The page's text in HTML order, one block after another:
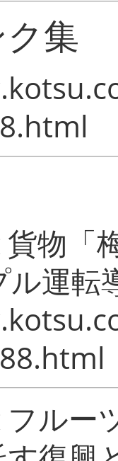
集
物「
運転
ルー